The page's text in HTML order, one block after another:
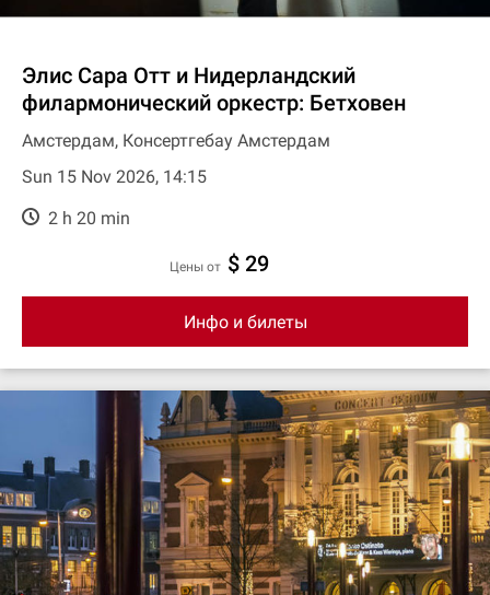
Элис Сара Отт и Нидерландский
филармонический оркестр: Бетховен
Амстердам, Консертгебау Амстердам
Sun 15 Nov 2026, 14:15
2 h 20 min
цены от $ 29
Инфо и билеты